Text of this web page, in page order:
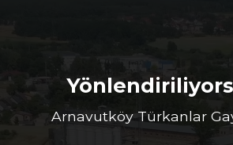
Arnavutköy Türkanlar